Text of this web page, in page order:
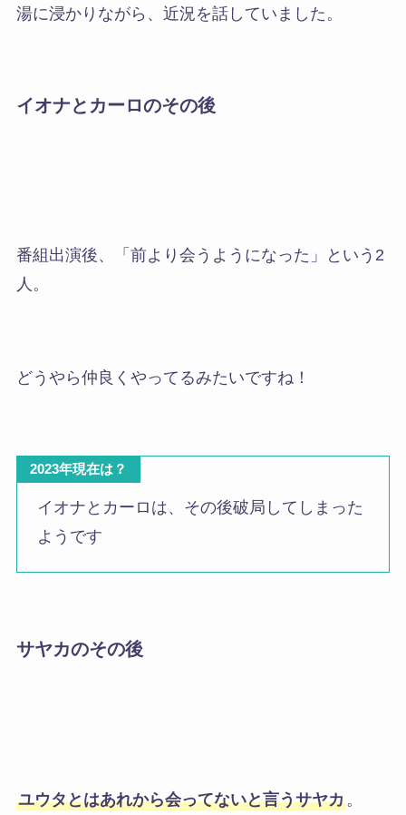
湯に浸かりながら、近況を話していました。
イオナとカーロのその後
番組出演後、「前より会うようになった」という2
人。
どうやら仲良くやってるみたいですね！
2023年現在は？
イオナとカーロは、その後破局してしまった
ようです
サヤカのその後
ユウタとはあれから会ってないと言うサヤカ。